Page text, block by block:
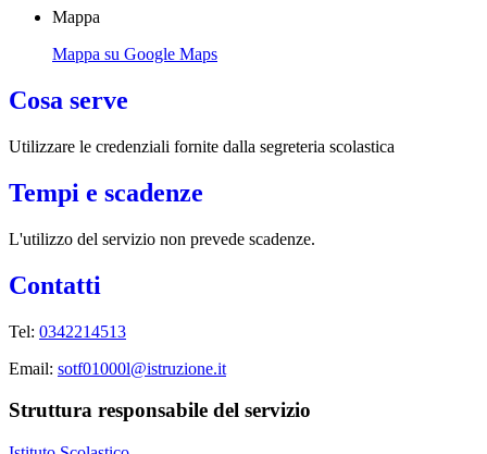
Mappa
Mappa su Google Maps
Cosa serve
Utilizzare le credenziali fornite dalla segreteria scolastica
Tempi e scadenze
L'utilizzo del servizio non prevede scadenze.
Contatti
Tel: 0342214513
Email: sotf01000l@istruzione.it
Struttura responsabile del servizio